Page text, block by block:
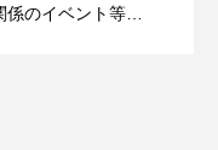
のイベント等を